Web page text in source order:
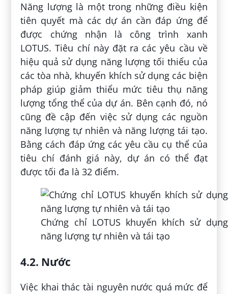
Năng lượng là một trong những điều kiện
tiên quyết mà các dự án cần đáp ứng để
được chứng nhận là công trình xanh
LOTUS. Tiêu chí này đặt ra các yêu cầu về
hiệu quả sử dụng năng lượng tối thiểu của
các tòa nhà, khuyến khích sử dụng các biện
pháp giúp giảm thiểu mức tiêu thụ năng
lượng tổng thể của dự án. Bên cạnh đó, nó
cũng đề cập đến việc sử dụng các nguồn
năng lượng tự nhiên và năng lượng tái tạo.
Bằng cách đáp ứng các yêu cầu cụ thể của
tiêu chí đánh giá này, dự án có thể đạt
được tối đa là 32 điểm.
Chứng chỉ LOTUS khuyến khích sử dụng
năng lượng tự nhiên và tái tạo
4.2. Nước
Việc khai thác tài nguyên nước quá mức để